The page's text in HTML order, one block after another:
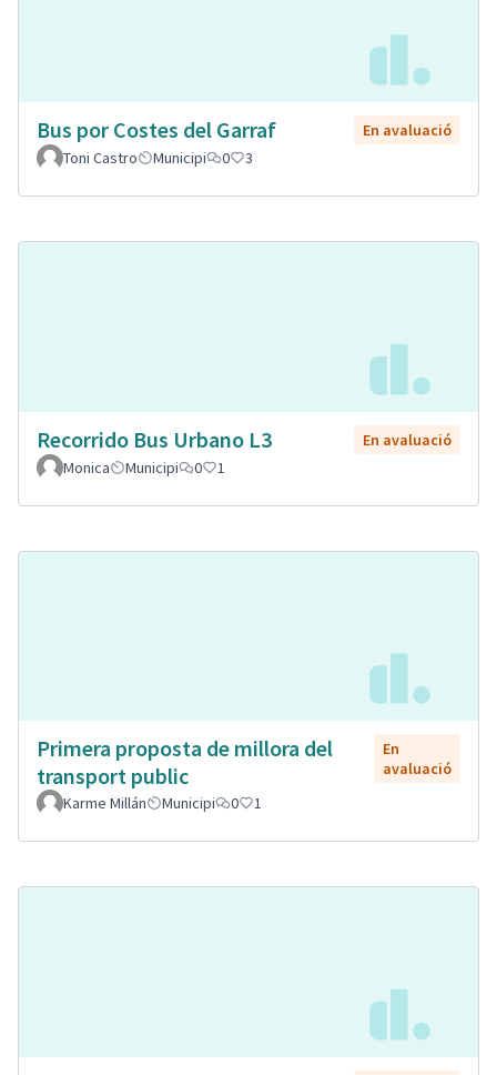
Bus por Costes del Garraf
En avaluació
Toni Castro
Municipi 0 3
Recorrido Bus Urbano L3
En avaluació
Monica
Municipi 0 1
Primera proposta de millora del
transport public
En
avaluació
Karme Millán
Municipi 0 1